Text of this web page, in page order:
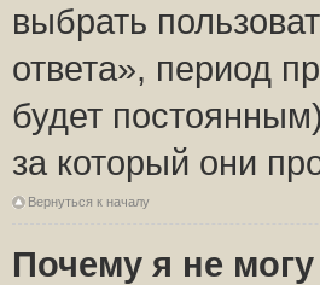
выбрать
ответа», период
будет
за который они
Вернуться к началу
Почему я не